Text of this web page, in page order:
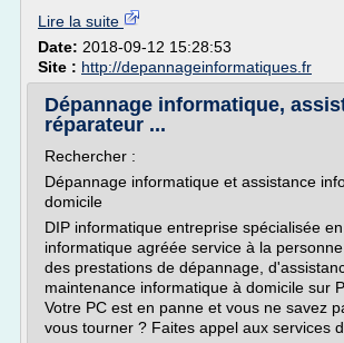
Lire la suite
Date: 2018-09-12 15:28:53
Site : http://depannageinformatiques.fr
Dépannage informatique,
réparateur ...
Rechercher :
Dépannage informatique et assistance
domicile
DIP informatique entreprise spécialisée
informatique agréée service à la
des prestations de dépannage,
maintenance informatique à domicile sur
Votre PC est en panne et vous ne savez
vous tourner ? Faites appel aux services